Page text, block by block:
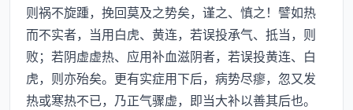
则祸不旋踵，挽回莫及之势矣，谨之、慎之！譬如热
而不实者，当用白虎、黄连，若误投承气、抵当，则
败；若阴虚虚热、应用补血滋阴者，若误投黄连、白
虎，则亦殆矣。更有实症用下后，病势尽瘳，忽又发
热或寒热不已，乃正气骤虚，即当大补以善其后也。